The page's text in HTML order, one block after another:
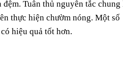
Tuân thủ nguyên tắc chung
thực hiện chườm nóng. Một số
hiệu quả tốt hơn.